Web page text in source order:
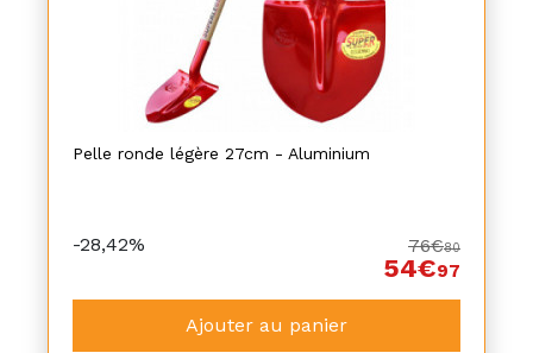
Pelle ronde légère 27cm - Aluminium
-28,42% 76€80
54€97
Ajouter au panier